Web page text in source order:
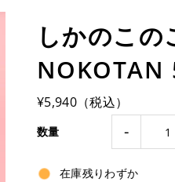
しかのこ
¥5,940（税込）
数量 -
在庫残りわずか